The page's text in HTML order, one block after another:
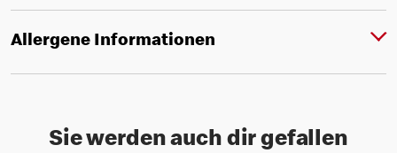
Allergene Informationen
Sie werden auch dir gefallen